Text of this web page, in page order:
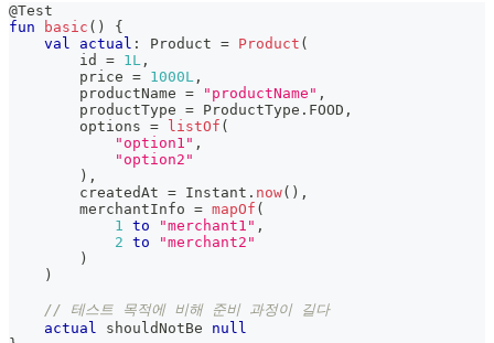
@Test
fun
basic ( )
{
val
actual : Product = Product (
        id
= 1L ,
        price
= 1000L ,
        productName
= "productName" ,
        productType
= ProductType . FOOD ,
        options
= listOf (
"option1" ,
"option2"
) ,
        createdAt
= Instant . now( ) ,
        merchantInfo
= mapOf (
1
to "merchant1" ,
2 to
"merchant2"
)
)
// 테스트 목적에 비해 준비 과정이 길다
actual
shouldNotBe null